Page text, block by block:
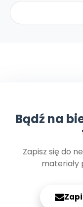
Bądź na
Zapisz się do
materiały